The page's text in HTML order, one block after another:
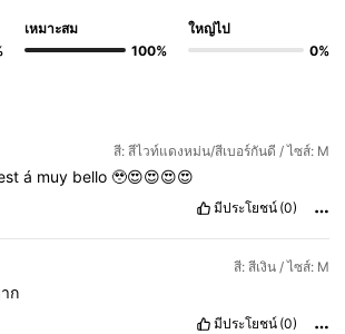
เหมาะสม
100%
ใหญ่ไป
0%
สี: สีไวท์แดงหม่น/สีเบอร์กันดี / ไซส์: M
á muy bello 🥹😍😍😍😍
มีประโยชน์ (0)
สี: สีเงิน / ไซส์: M
ก
มีประโยชน์ (0)